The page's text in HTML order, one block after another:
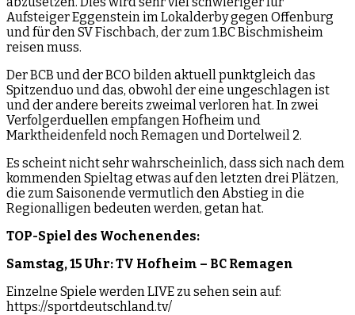
Aufsteiger Eggenstein im Lokalderby gegen Offenburg
und für den SV Fischbach, der zum 1.BC Bischmisheim
reisen muss.
Der BCB und der BCO bilden aktuell punktgleich das
Spitzenduo und das, obwohl der eine ungeschlagen ist
und der andere bereits zweimal verloren hat. In zwei
Verfolgerduellen empfangen Hofheim und
Marktheidenfeld noch Remagen und Dortelweil 2.
Es scheint nicht sehr wahrscheinlich, dass sich nach dem
kommenden Spieltag etwas auf den letzten drei Plätzen,
die zum Saisonende vermutlich den Abstieg in die
Regionalligen bedeuten werden, getan hat.
TOP-Spiel des Wochenendes:
Samstag, 15 Uhr: TV Hofheim – BC Remagen
Einzelne Spiele werden LIVE zu sehen sein auf:
https://sportdeutschland.tv/